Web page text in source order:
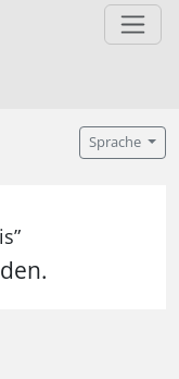
Sprache